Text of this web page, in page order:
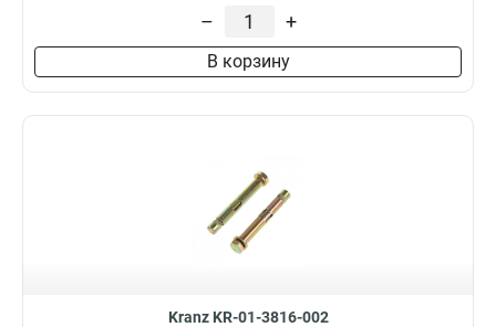
– +
В корзину
Kranz KR-01-3816-002